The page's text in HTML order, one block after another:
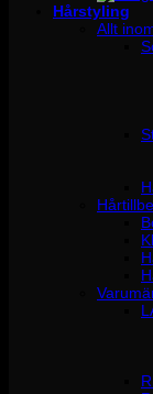
Hårstyling
Allt